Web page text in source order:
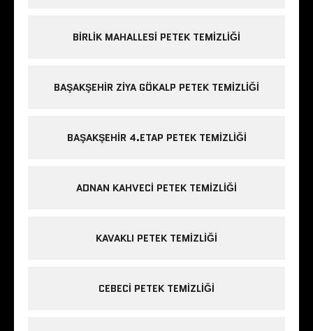
BIRLIK MAHALLESI PETEK TEMIZLIĞI
BAŞAKŞEHIR ZIYA GÖKALP PETEK TEMIZLIĞI
BAŞAKŞEHIR 4.ETAP PETEK TEMIZLIĞI
ADNAN KAHVECI PETEK TEMIZLIĞI
KAVAKLI PETEK TEMIZLIĞI
CEBECI PETEK TEMIZLIĞI